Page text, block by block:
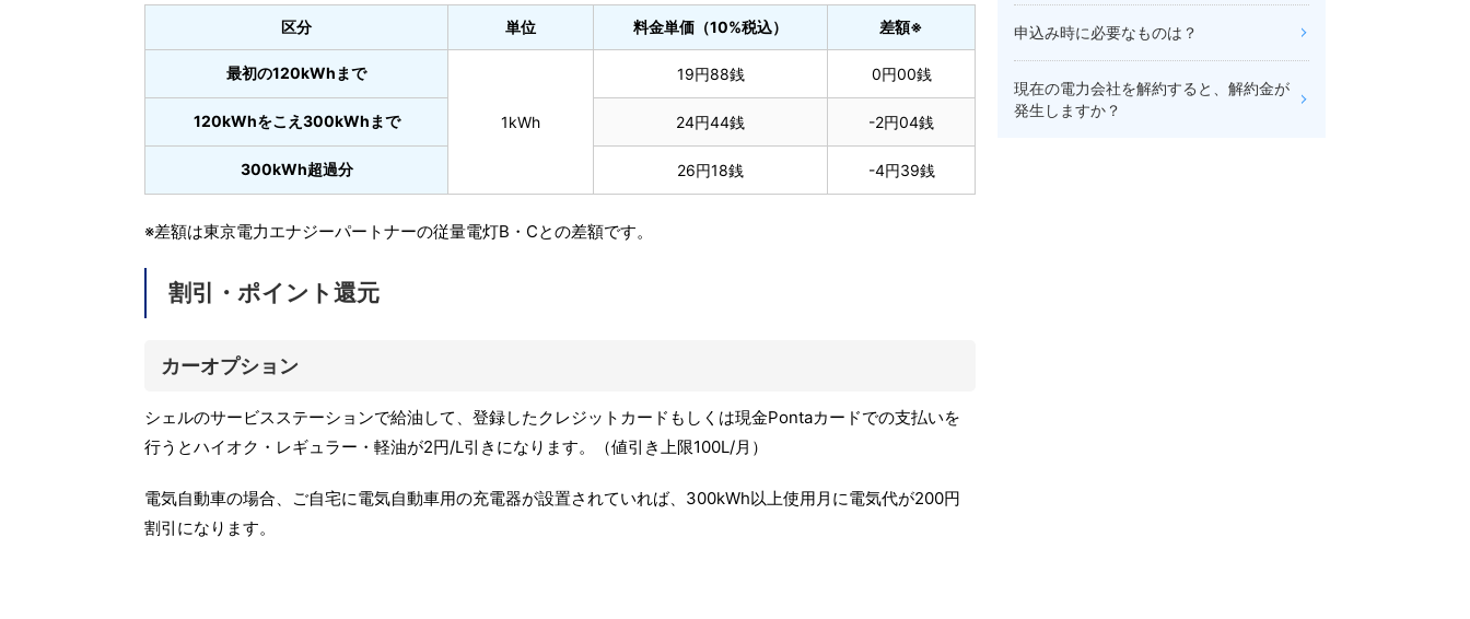
区分 単位 料金単価（10%税込） 差額※
最初の120kWhまで
1kWh
19円88銭 0円00銭
120kWhをこえ300kWhまで 24円44銭 -2円04銭
300kWh超過分 26円18銭 -4円39銭
※差額は東京電力エナジーパートナーの従量電灯B・Cとの差額です。
割引・ポイント還元
カーオプション
シェルのサービスステーションで給油して、登録したクレジットカードもしくは現金Pontaカードでの支払いを
行うとハイオク・レギュラー・軽油が2円/L引きになります。（値引き上限100L/月）
電気自動車の場合、ご自宅に電気自動車用の充電器が設置されていれば、300kWh以上使用月に電気代が200円
割引になります。
申込み時に必要なものは？
現在の電力会社を解約すると、解約金が
発生しますか？